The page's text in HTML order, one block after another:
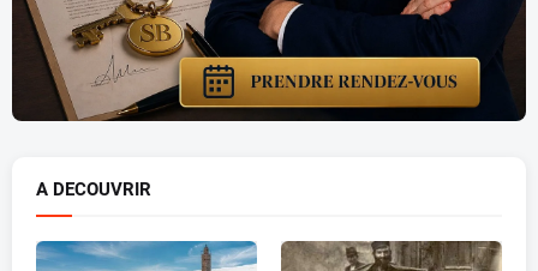
A DECOUVRIR